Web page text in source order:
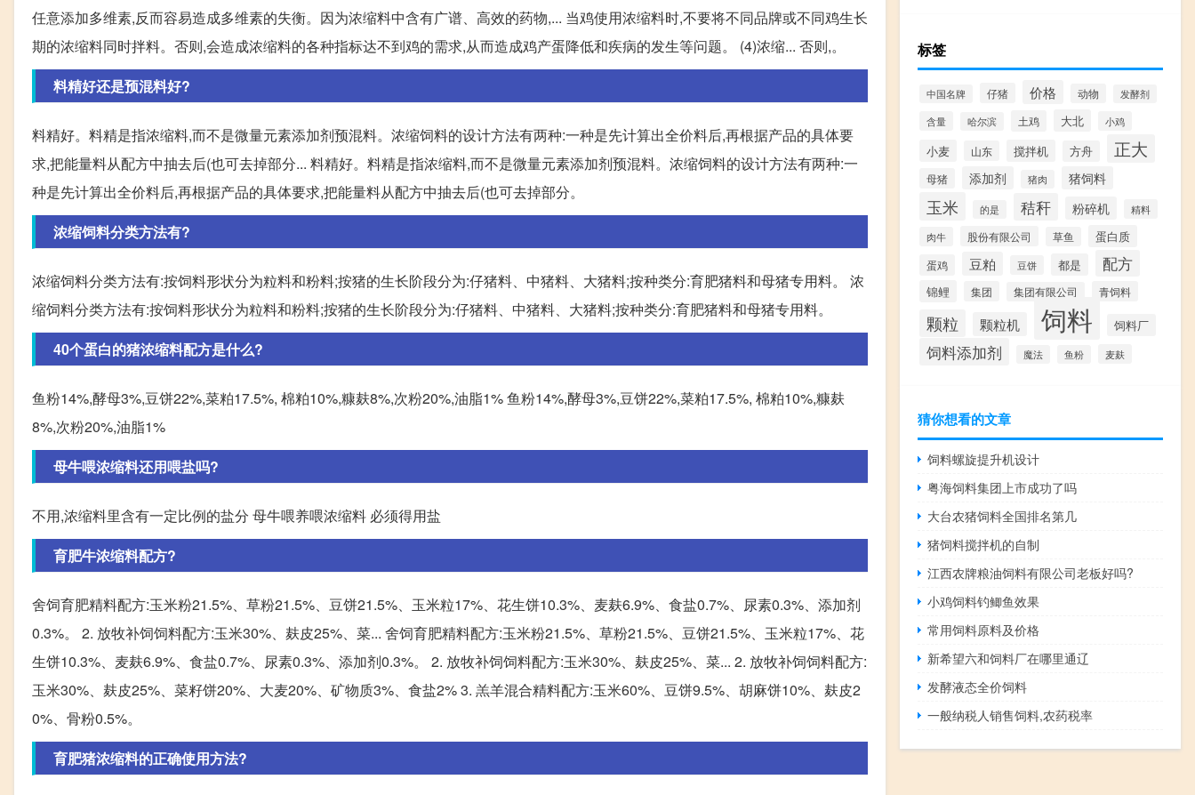
任意添加多维素,反而容易造成多维素的失衡。因为浓缩料中含有广谱、高效的药物,... 当鸡使用浓缩料时,不要将不同品牌或不同鸡生长
期的浓缩料同时拌料。否则,会造成浓缩料的各种指标达不到鸡的需求,从而造成鸡产蛋降低和疾病的发生等问题。 (4)浓缩... 否则,。
料精好还是预混料好?
料精好。料精是指浓缩料,而不是微量元素添加剂预混料。浓缩饲料的设计方法有两种:一种是先计算出全价料后,再根据产品的具体要
求,把能量料从配方中抽去后(也可去掉部分... 料精好。料精是指浓缩料,而不是微量元素添加剂预混料。浓缩饲料的设计方法有两种:一
种是先计算出全价料后,再根据产品的具体要求,把能量料从配方中抽去后(也可去掉部分。
浓缩饲料分类方法有?
浓缩饲料分类方法有:按饲料形状分为粒料和粉料;按猪的生长阶段分为:仔猪料、中猪料、大猪料;按种类分:育肥猪料和母猪专用料。 浓
缩饲料分类方法有:按饲料形状分为粒料和粉料;按猪的生长阶段分为:仔猪料、中猪料、大猪料;按种类分:育肥猪料和母猪专用料。
40个蛋白的猪浓缩料配方是什么?
鱼粉14%,酵母3%,豆饼22%,菜粕17.5%, 棉粕10%,糠麸8%,次粉20%,油脂1% 鱼粉14%,酵母3%,豆饼22%,菜粕17.5%, 棉粕10%,糠麸
8%,次粉20%,油脂1%
母牛喂浓缩料还用喂盐吗?
不用,浓缩料里含有一定比例的盐分 母牛喂养喂浓缩料 必须得用盐
育肥牛浓缩料配方?
舍饲育肥精料配方:玉米粉21.5%、草粉21.5%、豆饼21.5%、玉米粒17%、花生饼10.3%、麦麸6.9%、食盐0.7%、尿素0.3%、添加剂
0.3%。 2. 放牧补饲饲料配方:玉米30%、麸皮25%、菜... 舍饲育肥精料配方:玉米粉21.5%、草粉21.5%、豆饼21.5%、玉米粒17%、花
生饼10.3%、麦麸6.9%、食盐0.7%、尿素0.3%、添加剂0.3%。 2. 放牧补饲饲料配方:玉米30%、麸皮25%、菜... 2. 放牧补饲饲料配方:
玉米30%、麸皮25%、菜籽饼20%、大麦20%、矿物质3%、食盐2% 3. 羔羊混合精料配方:玉米60%、豆饼9.5%、胡麻饼10%、麸皮2
0%、骨粉0.5%。
育肥猪浓缩料的正确使用方法?
标签
中国名牌 仔猪 价格 动物 发酵剂
含量 哈尔滨 土鸡 大北 小鸡
小麦 山东 搅拌机 方舟 正大
母猪 添加剂 猪肉 猪饲料
玉米 的是 秸秆 粉碎机
精料
肉牛
股份有限公司 草鱼 蛋白质
蛋鸡 豆粕 豆饼 都是 配方
锦鲤 集团 集团有限公司 青饲料
颗粒 颗粒机 饲料 饲料厂
饲料添加剂 魔法 鱼粉 麦麸
猜你想看的文章
饲料螺旋提升机设计
粤海饲料集团上市成功了吗
大台农猪饲料全国排名第几
猪饲料搅拌机的自制
江西农牌粮油饲料有限公司老板好吗?
小鸡饲料钓鲫鱼效果
常用饲料原料及价格
新希望六和饲料厂在哪里通辽
发酵液态全价饲料
一般纳税人销售饲料,农药税率